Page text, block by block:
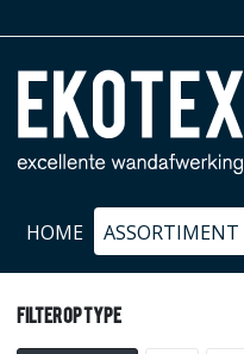
HOME ASSORTIMENT
Filter Op Type